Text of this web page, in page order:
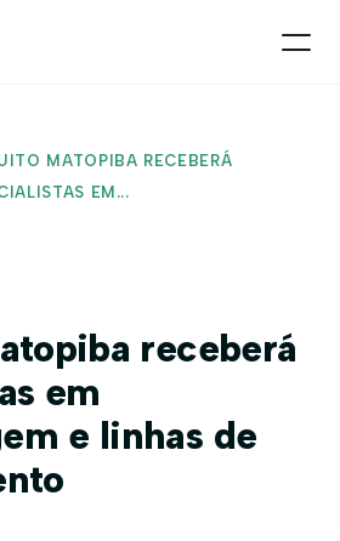
MATOPIBA RECEBERÁ
EM...
receberá
em
e linhas de